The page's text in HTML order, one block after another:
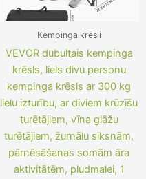
Kempinga krēsli
VEVOR dubultais kempinga
krēsls, liels divu personu
kempinga krēsls ar 300 kg
lielu izturību, ar diviem krūzīšu
turētājiem, vīna glāžu
turētājiem, žurnālu siksnām,
pārnēsāšanas somām āra
aktivitātēm, pludmalei, 1